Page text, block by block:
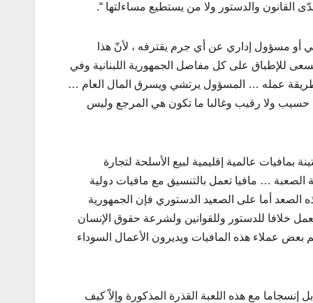
القانون والدستور ولا من يستطيع مساءلتها “.
أو مسؤول إداري عن أي جرم يقترفه ، لأنّ هذا
للإطباق على كل مفاصل الجمهورية اللبنانية وفي
طريقة عمله … المسؤول يرتشي ويسرق المال العام …
حسيب ولا رقيب وغالبا ما تكون هي المرجع وليس
بمافيات عالمية إقليمية لبيع الأسلحة لتجارة
الصعبة … مافيا تعمل بالتنسيق مع مافيات دولية
أما على الصعيد الدستوري فإن الجمهورية
خلافا للدستور وللقوانين ولشرعة حقوق الإنسان
عملاء هذه المافيات ويديرون الأعمال السوداء
إنسجاما مع هذه اللعبة القذرة المذكورة وإلاّ كيف